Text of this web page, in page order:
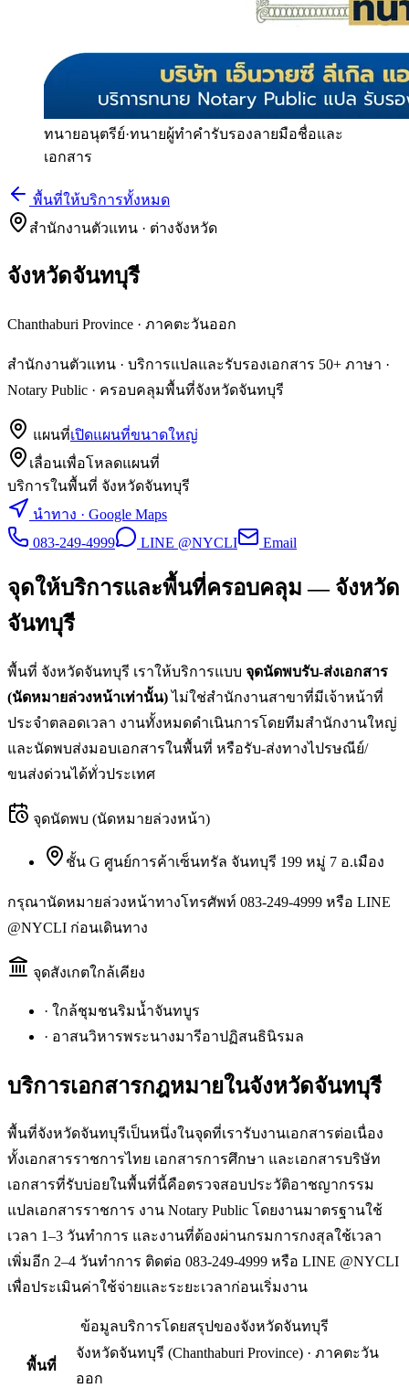
ทนายอนุตรีย์·ทนายผู้ทำคำรับรองลายมือชื่อและ
เอกสาร
พื้นที่ให้บริการทั้งหมด
สำนักงานตัวแทน · ต่างจังหวัด
จังหวัดจันทบุรี
Chanthaburi Province · ภาคตะวันออก
สำนักงานตัวแทน · บริการแปลและรับรองเอกสาร 50+ ภาษา ·
Notary Public · ครอบคลุมพื้นที่จังหวัดจันทบุรี
แผนที่เปิดแผนที่ขนาดใหญ่
เลื่อนเพื่อโหลดแผนที่
บริการในพื้นที่ จังหวัดจันทบุรี
นำทาง · Google Maps
083-249-4999
LINE @NYCLI Email
จุดให้บริการและพื้นที่ครอบคลุม — จังหวัด
จันทบุรี
พื้นที่ จังหวัดจันทบุรี เราให้บริการแบบ จุดนัดพบรับ-ส่งเอกสาร
(นัดหมายล่วงหน้าเท่านั้น) ไม่ใช่สำนักงานสาขาที่มีเจ้าหน้าที่
ประจำตลอดเวลา งานทั้งหมดดำเนินการโดยทีมสำนักงานใหญ่
และนัดพบส่งมอบเอกสารในพื้นที่ หรือรับ-ส่งทางไปรษณีย์/
ขนส่งด่วนได้ทั่วประเทศ
จุดนัดพบ (นัดหมายล่วงหน้า)
ชั้น G ศูนย์การค้าเซ็นทรัล จันทบุรี 199 หมู่ 7 อ.เมือง
กรุณานัดหมายล่วงหน้าทางโทรศัพท์ 083-249-4999 หรือ LINE
@NYCLI ก่อนเดินทาง
จุดสังเกตใกล้เคียง
· ใกล้ชุมชนริมน้ำจันทบูร
· อาสนวิหารพระนางมารีอาปฏิสนธินิรมล
บริการเอกสารกฎหมายในจังหวัดจันทบุรี
พื้นที่จังหวัดจันทบุรีเป็นหนึ่งในจุดที่เรารับงานเอกสารต่อเนื่อง
ทั้งเอกสารราชการไทย เอกสารการศึกษา และเอกสารบริษัท
เอกสารที่รับบ่อยในพื้นที่นี้คือตรวจสอบประวัติอาชญากรรม
แปลเอกสารราชการ งาน Notary Public โดยงานมาตรฐานใช้
เวลา 1–3 วันทำการ และงานที่ต้องผ่านกรมการกงสุลใช้เวลา
เพิ่มอีก 2–4 วันทำการ ติดต่อ 083-249-4999 หรือ LINE @NYCLI
เพื่อประเมินค่าใช้จ่ายและระยะเวลาก่อนเริ่มงาน
ข้อมูลบริการโดยสรุปของจังหวัดจันทบุรี
พื้นที่
จังหวัดจันทบุรี (Chanthaburi Province) · ภาคตะวัน
ออก